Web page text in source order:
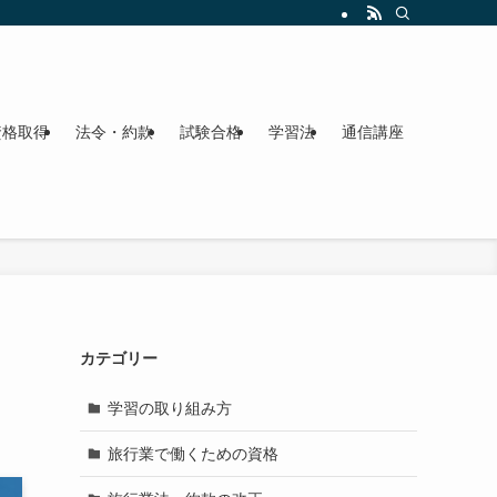
取得 法令・約款 試験合格 学習法 通信講座
カテゴリー
学習の取り組み方
旅行業で働くための資格